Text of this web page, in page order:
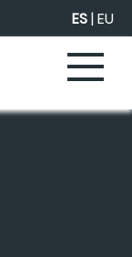
ES|EU